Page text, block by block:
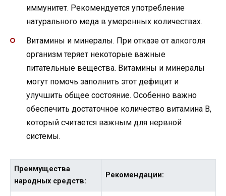
иммунитет. Рекомендуется употребление
натурального меда в умеренных количествах.
Витамины и минералы. При отказе от алкоголя
организм теряет некоторые важные
питательные вещества. Витамины и минералы
могут помочь заполнить этот дефицит и
улучшить общее состояние. Особенно важно
обеспечить достаточное количество витамина B,
который считается важным для нервной
системы.
Преимущества
народных средств:
Рекомендации: